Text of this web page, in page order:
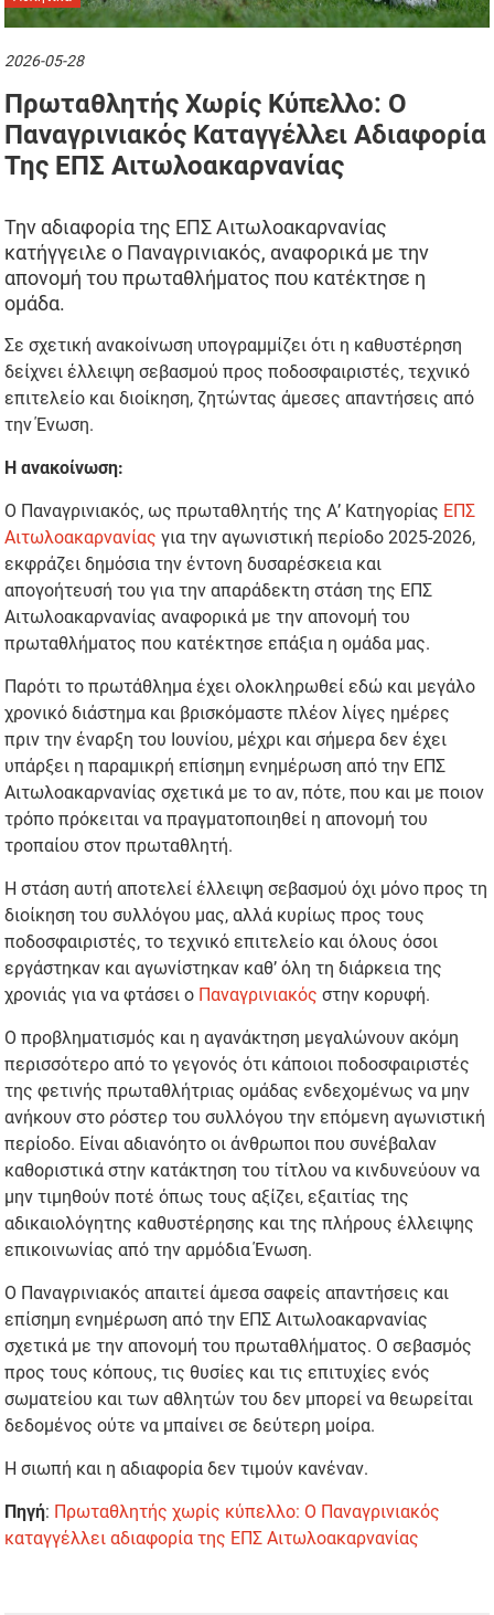
2026-05-28
Πρωταθλητής Χωρίς Κύπελλο: Ο
Παναγρινιακός Καταγγέλλει Αδιαφορία
Της ΕΠΣ Αιτωλοακαρνανίας
Την αδιαφορία της ΕΠΣ Αιτωλοακαρνανίας
κατήγγειλε ο Παναγρινιακός, αναφορικά με την
απονομή του πρωταθλήματος που κατέκτησε η
ομάδα.
Σε σχετική ανακοίνωση υπογραμμίζει ότι η καθυστέρηση
δείχνει έλλειψη σεβασμού προς ποδοσφαιριστές, τεχνικό
επιτελείο και διοίκηση, ζητώντας άμεσες απαντήσεις από
την Ένωση.
Η ανακοίνωση:
Ο Παναγρινιακός, ως πρωταθλητής της Α’ Κατηγορίας ΕΠΣ
Αιτωλοακαρνανίας για την αγωνιστική περίοδο 2025-2026,
εκφράζει δημόσια την έντονη δυσαρέσκεια και
απογοήτευσή του για την απαράδεκτη στάση της ΕΠΣ
Αιτωλοακαρνανίας αναφορικά με την απονομή του
πρωταθλήματος που κατέκτησε επάξια η ομάδα μας.
Παρότι το πρωτάθλημα έχει ολοκληρωθεί εδώ και μεγάλο
χρονικό διάστημα και βρισκόμαστε πλέον λίγες ημέρες
πριν την έναρξη του Ιουνίου, μέχρι και σήμερα δεν έχει
υπάρξει η παραμικρή επίσημη ενημέρωση από την ΕΠΣ
Αιτωλοακαρνανίας σχετικά με το αν, πότε, που και με ποιον
τρόπο πρόκειται να πραγματοποιηθεί η απονομή του
τροπαίου στον πρωταθλητή.
Η στάση αυτή αποτελεί έλλειψη σεβασμού όχι μόνο προς τη
διοίκηση του συλλόγου μας, αλλά κυρίως προς τους
ποδοσφαιριστές, το τεχνικό επιτελείο και όλους όσοι
εργάστηκαν και αγωνίστηκαν καθ’ όλη τη διάρκεια της
χρονιάς για να φτάσει ο Παναγρινιακός στην κορυφή.
Ο προβληματισμός και η αγανάκτηση μεγαλώνουν ακόμη
περισσότερο από το γεγονός ότι κάποιοι ποδοσφαιριστές
της φετινής πρωταθλήτριας ομάδας ενδεχομένως να μην
ανήκουν στο ρόστερ του συλλόγου την επόμενη αγωνιστική
περίοδο. Είναι αδιανόητο οι άνθρωποι που συνέβαλαν
καθοριστικά στην κατάκτηση του τίτλου να κινδυνεύουν να
μην τιμηθούν ποτέ όπως τους αξίζει, εξαιτίας της
αδικαιολόγητης καθυστέρησης και της πλήρους έλλειψης
επικοινωνίας από την αρμόδια Ένωση.
Ο Παναγρινιακός απαιτεί άμεσα σαφείς απαντήσεις και
επίσημη ενημέρωση από την ΕΠΣ Αιτωλοακαρνανίας
σχετικά με την απονομή του πρωταθλήματος. Ο σεβασμός
προς τους κόπους, τις θυσίες και τις επιτυχίες ενός
σωματείου και των αθλητών του δεν μπορεί να θεωρείται
δεδομένος ούτε να μπαίνει σε δεύτερη μοίρα.
Η σιωπή και η αδιαφορία δεν τιμούν κανέναν.
Πηγή: Πρωταθλητής χωρίς κύπελλο: Ο Παναγρινιακός
καταγγέλλει αδιαφορία της ΕΠΣ Αιτωλοακαρνανίας